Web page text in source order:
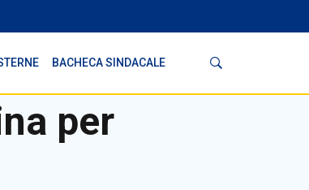
BACHECA SINDACALE
per